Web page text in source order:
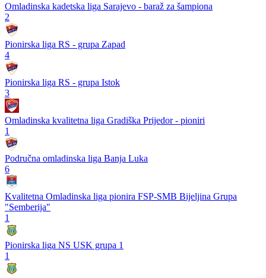
Omladinska kadetska liga Sarajevo - baraž za šampiona
2
Pionirska liga RS - grupa Zapad
4
Pionirska liga RS - grupa Istok
3
Omladinska kvalitetna liga Gradiška Prijedor - pioniri
1
Područna omladinska liga Banja Luka
6
Kvalitetna Omladinska liga pionira FSP-SMB Bijeljina Grupa
"Semberija"
1
Pionirska liga NS USK grupa 1
1